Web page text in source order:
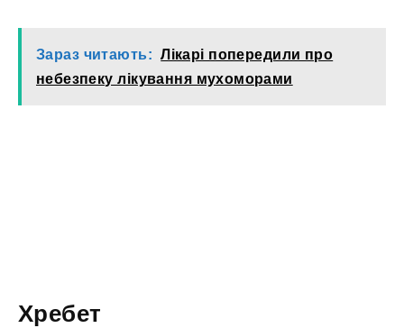
Зараз читають: Лікарі попередили про
небезпеку лікування мухоморами
Хребет